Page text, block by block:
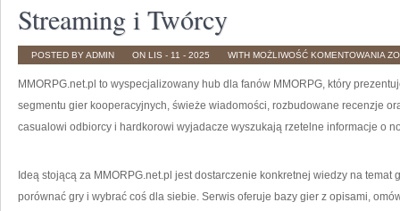
Streaming i Twórcy
POSTED BY ADMIN ON LIS - 11 - 2025 WITH MOŻLIWOŚĆ KOMENTOWANIA
I
MMORPG.net.pl to wyspecjalizowany hub dla fanów MMORPG, który
segmentu gier kooperacyjnych, świeże wiadomości, rozbudowane recenzje
casualowi odbiorcy i hardkorowi wyjadacze wyszukają rzetelne informacje o
Ideą stojącą za MMORPG.net.pl jest dostarczenie konkretnej wiedzy na temat
porównać gry i wybrać coś dla siebie. Serwis oferuje bazy gier z opisami,